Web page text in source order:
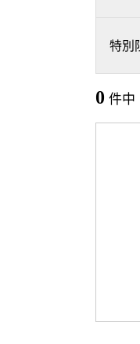
特別
0 件中